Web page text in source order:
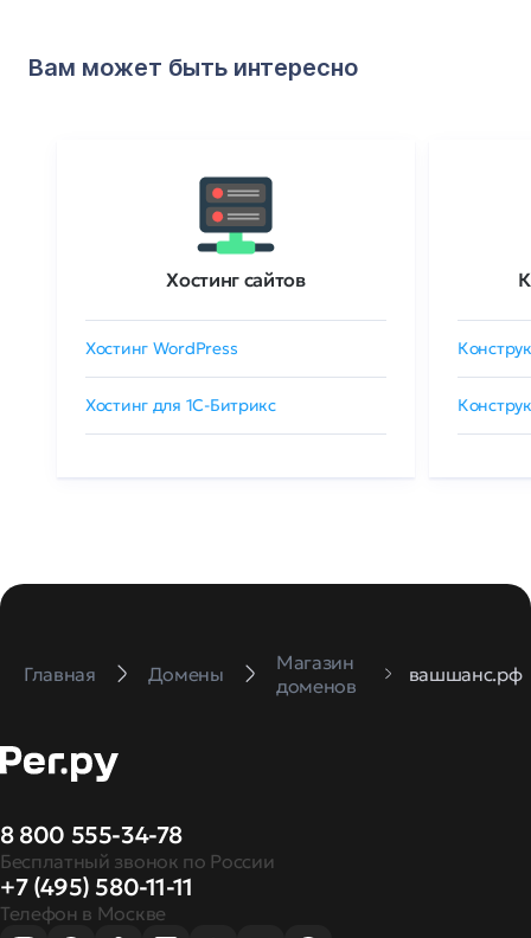
Вам может быть интересно
Хостинг сайтов
Хостинг WordPress
Хостинг для 1C-Битрикс
Главная Домены
Магазин
доменов
вашшанс.рф
8 800 555-34-78
Бесплатный звонок по России
+7 (495) 580-11-11
Телефон в Москве